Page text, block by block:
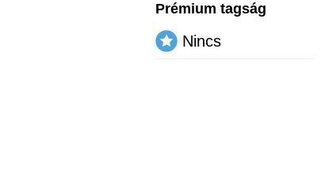
Prémium tagság
Nincs